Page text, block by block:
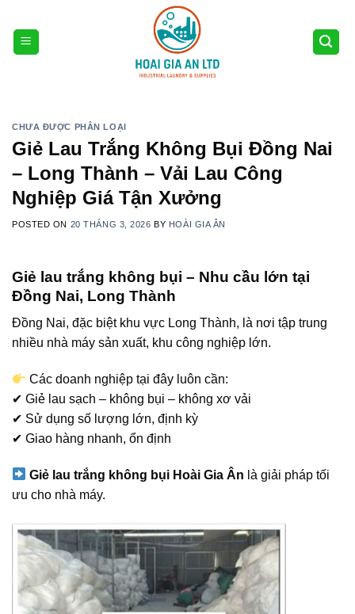
content
CHƯA ĐƯỢC PHÂN LOẠI
Giẻ Lau Trắng Không Bụi Đồng Nai
– Long Thành – Vải Lau Công
Nghiệp Giá Tận Xưởng
POSTED ON 20 THÁNG 3, 2026 BY HOÀI GIA ÂN
Giẻ lau trắng không bụi – Nhu cầu lớn tại
Đồng Nai, Long Thành
Đồng Nai, đặc biệt khu vực Long Thành, là nơi tập trung
nhiều nhà máy sản xuất, khu công nghiệp lớn.
Các doanh nghiệp tại đây luôn cần:
✔ Giẻ lau sạch – không bụi – không xơ vải
✔ Sử dụng số lượng lớn, định kỳ
✔ Giao hàng nhanh, ổn định
Giẻ lau trắng không bụi Hoài Gia Ân là giải pháp tối
ưu cho nhà máy.